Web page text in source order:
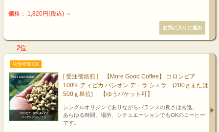
価格： 1,820円(税込) ～
2位
店舗受取OK
[ 受注後焙煎 ] 【More Good Coffee】 コロンビア
100% ティピカ パシオン デ・ラ シエラ (200ｇまたは
500ｇ単位) 【ゆうパケット可】
シングルオリジンでありながらバランスの良さは秀逸。
あらゆる時間、場所、シチュエーションでもOKのコーヒー
です。